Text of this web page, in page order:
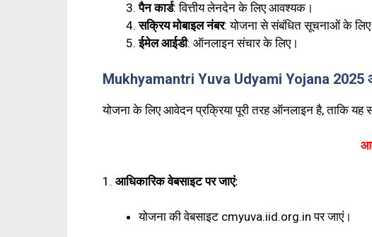
पैन कार्ड: वित्तीय लेनदेन के लिए आवश्यक।
सक्रिय मोबाइल नंबर: योजना से संबंधित सूचनाओं के
ईमेल आईडी: ऑनलाइन संचार के लिए।
Mukhyamantri Yuva Udyami Yojana 2025
योजना के लिए आवेदन प्रक्रिया पूरी तरह ऑनलाइन है, ताकि
1. आधिकारिक वेबसाइट पर जाएं:
योजना की वेबसाइट cmyuva.iid.org.in पर जाएं।